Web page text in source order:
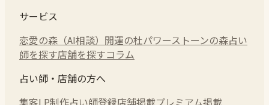
サービス
恋愛の森（AI相談） 開運の杜パワーストーンの森占い
師を探す店舗を探すコラム
占い師・店舗の方へ
集客LP制作占い師登録店舗掲載プレミアム掲載